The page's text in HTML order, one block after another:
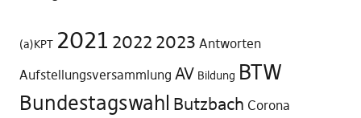
(a)KPT 2021 2022 2023 Antworten
Aufstellungsversammlung AV Bildung BTW
Bundestagswahl Butzbach Corona